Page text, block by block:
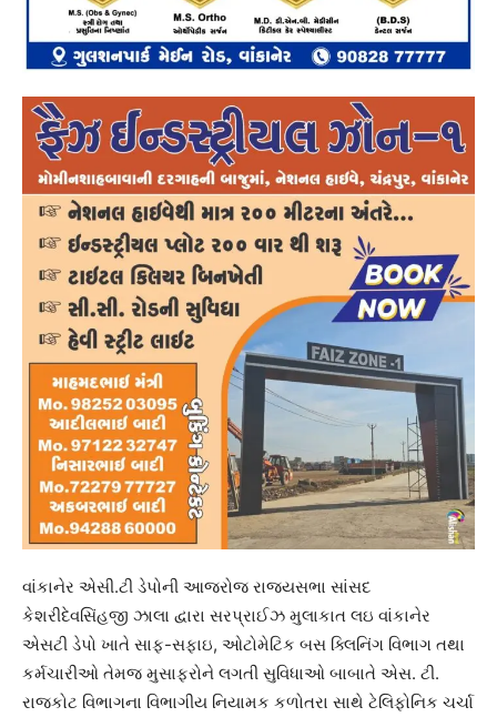
વાંકાનેર એસી.ટી ડેપોની આજરોજ રાજ્યસભા સાંસદ
કેશરીદેવસિંહજી ઝાલા દ્વારા સરપ્રાઈઝ મુલાકાત લઇ વાંકાનેર
એસટી ડેપો ખાતે સાફ-સફાઇ, ઓટોમેટિક બસ ક્લિનિંગ વિભાગ તથા
કર્મચારીઓ તેમજ મુસાફરોને લગતી સુવિધાઓ બાબાતે એસ. ટી.
રાજકોટ વિભાગના વિભાગીય નિયામક કળોતરા સાથે ટેલિફોનિક ચર્ચા